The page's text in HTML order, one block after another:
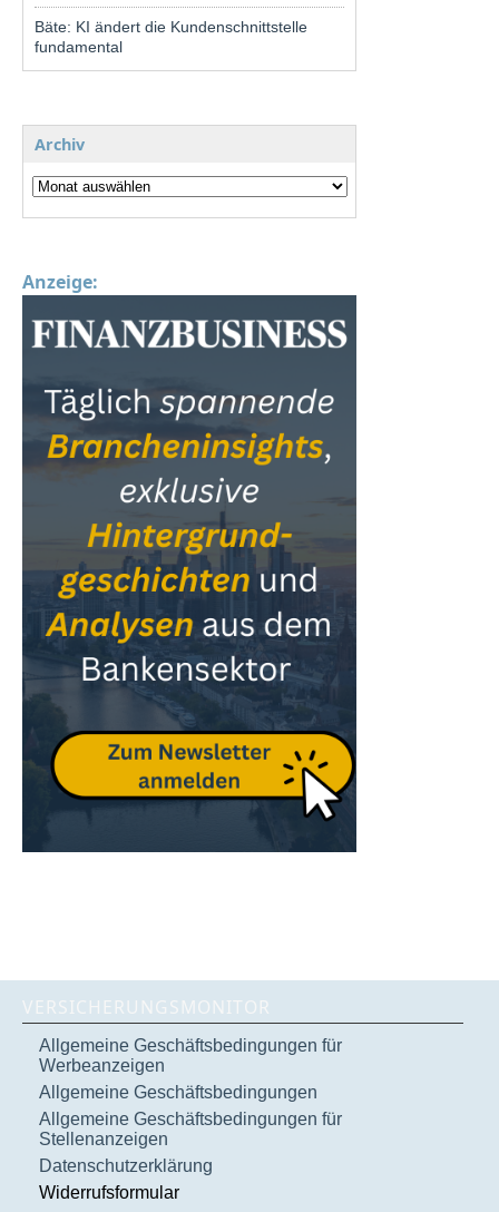
Bäte: KI ändert die Kundenschnittstelle
fundamental
Archiv
Anzeige:
VERSICHERUNGSMONITOR
Allgemeine Geschäftsbedingungen für
Werbeanzeigen
Allgemeine Geschäftsbedingungen
Allgemeine Geschäftsbedingungen für
Stellenanzeigen
Datenschutzerklärung
Widerrufsformular